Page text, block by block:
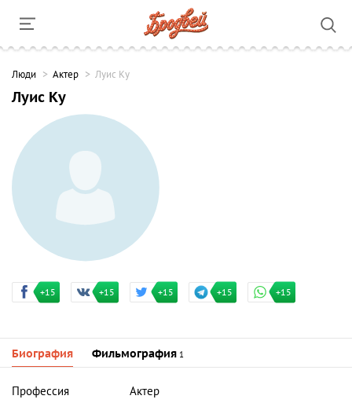
Люди Актер Луис Ку
Луис Ку
+15 +15 +15 +15 +15
Биография Фильмография 1
Профессия
Актер